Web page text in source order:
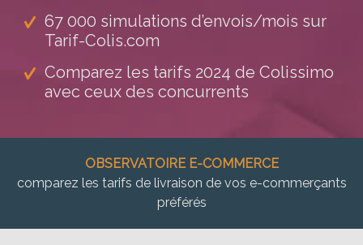
67 000 simulations d’envois/mois sur
Tarif-Colis.com
Comparez les tarifs 2024 de Colissimo
avec ceux des concurrents
OBSERVATOIRE E-COMMERCE
comparez les tarifs de livraison de vos e-commerçants
préférés